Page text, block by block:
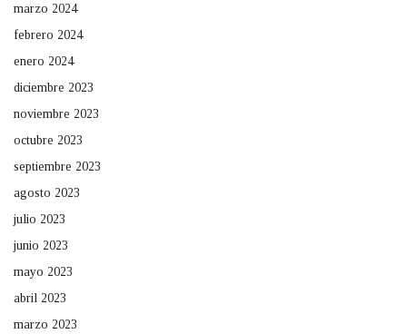
marzo 2024
febrero 2024
enero 2024
diciembre 2023
noviembre 2023
octubre 2023
septiembre 2023
agosto 2023
julio 2023
junio 2023
mayo 2023
abril 2023
marzo 2023